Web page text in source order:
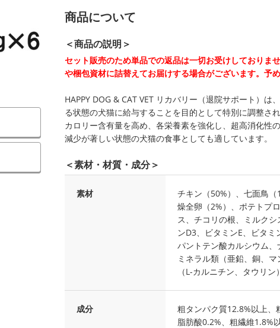
商品について
＜商品の説明＞
セット販売のため単品での返品は一切お受けしておりま
や梱包資材に詰替えてお届けする場合がございます。予め
HAPPY DOG & CAT VET リカバリー（退院サポート）
る状態の犬猫に給与することを目的として特別に調整さ
カロリー含有量を高め、各栄養素を強化し、超高消化性
減少が著しい状態の犬猫の食事としても適しています。
＜素材・材質・成分＞
素材
チキン（50%）、七面鳥
燥全卵（2%）、ポテトプ
ス、チコリの根、ミルク
ンD3、ビタミンE、ビタ
パントテン酸カルシウム、
ミネラル類（亜鉛、銅、
（L-カルニチン、タウリン）
成分
粗タンパク質12.8%以上、
脂肪酸0.2%、粗繊維1.8%